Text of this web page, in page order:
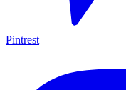
Pintrest